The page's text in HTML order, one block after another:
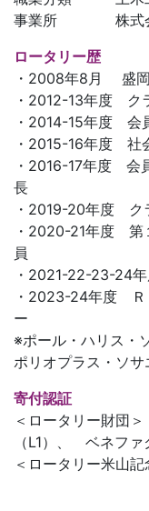
事業所 株式会
ロータリー歴
・2008年8月 盛岡
・2012-13年度 ク
・2014-15年度 会
・2015-16年度 社
・2016-17年度 会
長
・2019-20年度 ク
・2020-21年度 第
員
・2021-22-23-24
・2023-24年度 Ｒ
ー
※ポール・ハリス・
ポリオプラス・ソサ
寄付認証
＜ロータリー
（L1）、 ベネファ
＜ロータリー米山